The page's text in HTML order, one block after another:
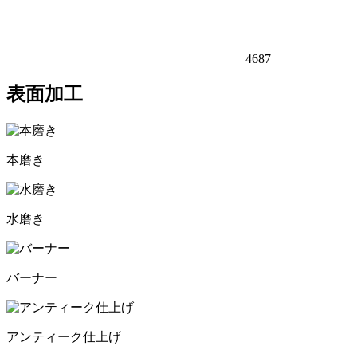
4687
表面加工
本磨き
水磨き
バーナー
アンティーク仕上げ